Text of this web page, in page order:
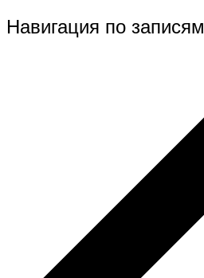
Навигация по записям